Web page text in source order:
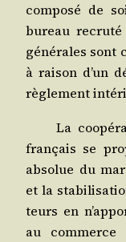
com­po­sé de
bureau
géné­rales sont
à rai­son d’un
règle­ment
La
fran­çais se
abso­lue du
et la
teurs en
au